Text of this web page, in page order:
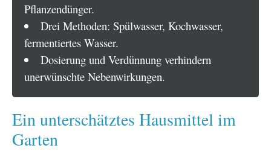
Pflanzendünger.
Drei Methoden: Spülwasser, Kochwasser,
fermentiertes Wasser.
Dosierung und Verdünnung verhindern
unerwünschte Nebenwirkungen.
Ein unterschätztes Hausmittel im
Garten